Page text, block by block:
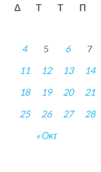
Δ Τ Τ Π
« Οκτ
4
5 6 7
11
12 13 14
18
19 20 21
25
26 27 28